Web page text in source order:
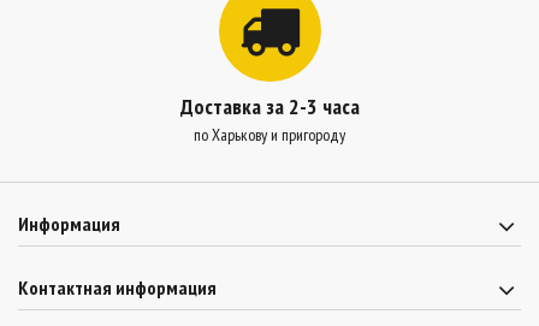
Доставка за 2-3 часа
по Харькову и пригороду
Информация
Контактная информация